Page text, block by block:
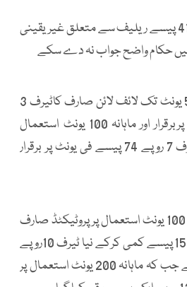
بجلی صارفین کو 7 روپے 41 پیسے ریلیف سے متعلق غیر یقینی
حکام واضح جواب نہ دے سکے
نیپرا کے مطابق ماہانہ 50 یونٹ تک لائف لائن صارف کاٹیرف 3
روپے 95 پیسےفی یونٹ پربرقرار اور ماہانہ 100 یونٹ استعمال
پرلائف لائن صارف کا ٹیرف 7 روپے 74 پیسے فی یونٹ پر برقرار
نیپرا کا بتانا ہےکہ ماہانہ 100 یونٹ استعمال پر پروٹیکٹڈ صارف
کے ٹیرف میں ایک روپے 15 پیسے کمی کرکے نیا ٹیرف 10روپے
54 پیسے مقرر کیا گیا ہے جب کہ ماہانہ 200 یونٹ استعمال پر